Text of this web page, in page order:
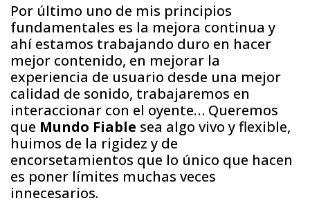
Por último uno de mis principios
fundamentales es la mejora continua y
ahí estamos trabajando duro en hacer
mejor contenido, en mejorar la
experiencia de usuario desde una mejor
calidad de sonido, trabajaremos en
interaccionar con el oyente… Queremos
que Mundo Fiable sea algo vivo y flexible,
huimos de la rigidez y de
encorsetamientos que lo único que hacen
es poner límites muchas veces
innecesarios.